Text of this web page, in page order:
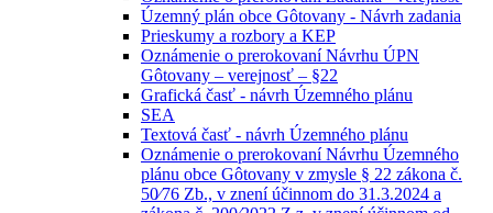
Územný plán obce Gôtovany - Návrh zadania
Prieskumy a rozbory a KEP
Oznámenie o prerokovaní Návrhu ÚPN
Gôtovany – verejnosť – §22
Grafická časť - návrh Územného plánu
SEA
Textová časť - návrh Územného plánu
Oznámenie o prerokovaní Návrhu Územného
plánu obce Gôtovany v zmysle § 22 zákona č.
50⁄76 Zb., v znení účinnom do 31.3.2024 a